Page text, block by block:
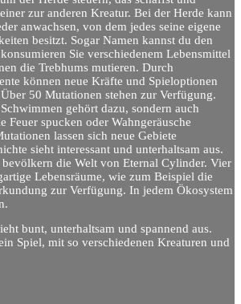
zur anderen Kreatur. Bei der Herde kann
anwachsen, von dem jedes seine eigene
besitzt. Sogar Namen kannst du den
Sie verschiedenem Lebensmittel
die Trebhums mutieren. Durch
können neue Kräfte und Spieloptionen
50 Mutationen stehen zur Verfügung.
gehört dazu, sondern auch
spucken oder Wahngeräusche
lassen sich neue Gebiete
sieht interessant und unterhaltsam aus.
die Welt von Eternal Cylinder. Vier
Lebensräume, wie zum Beispiel die
zur Verfügung. In jedem Ökosystem
bunt, unterhaltsam und spannend aus.
Spiel, mit so verschiedenen Kreaturen und